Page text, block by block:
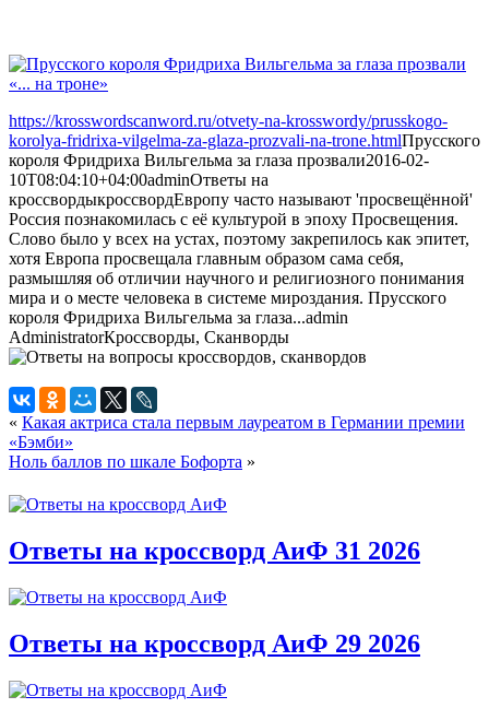
https://krosswordscanword.ru/otvety-na-krosswordy/prusskogo-
korolya-fridrixa-vilgelma-za-glaza-prozvali-na-trone.htmlПрусского
короля Фридриха Вильгельма за глаза прозвали2016-02-
10T08:04:10+04:00adminОтветы на
кроссвордыкроссвордЕвропу часто называют 'просвещённой'
Россия познакомилась с её культурой в эпоху Просвещения.
Слово было у всех на устах, поэтому закрепилось как эпитет,
хотя Европа просвещала главным образом сама себя,
размышляя об отличии научного и религиозного понимания
мира и о месте человека в системе мироздания. Прусского
короля Фридриха Вильгельма за глаза...admin
AdministratorКроссворды, Сканворды
« Какая актриса стала первым лауреатом в Германии премии
«Бэмби»
Ноль баллов по шкале Бофорта »
Ответы на кроссворд АиФ 31 2026
Ответы на кроссворд АиФ 29 2026